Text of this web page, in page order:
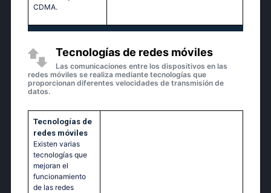
CDMA.
Tecnologías de redes móviles
Las comunicaciones entre los dispositivos en las
redes móviles se realiza mediante tecnologías que
proporcionan diferentes velocidades de transmisión de
datos.
Tecnologías de
redes móviles
Existen varias
tecnologías que
mejoran el
funcionamiento
de las redes